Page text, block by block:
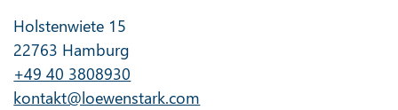
Holstenwiete 15
22763 Hamburg
+49 40 3808930
kontakt@loewenstark.com